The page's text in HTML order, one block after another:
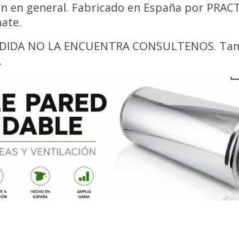
en general. Fabricado en España por
NO LA ENCUENTRA CONSULTENOS.